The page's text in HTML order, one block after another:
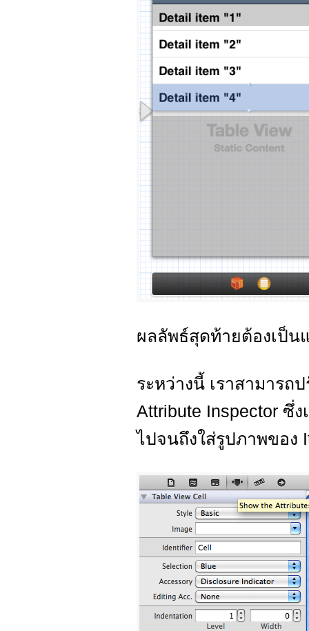
ผลลัพธ์สุดท้ายต้องเป็น
ระหว่างนี้ เราสามารถ
Attribute Inspector ซึ่
ไปจนถึงใส่รูปภาพของ